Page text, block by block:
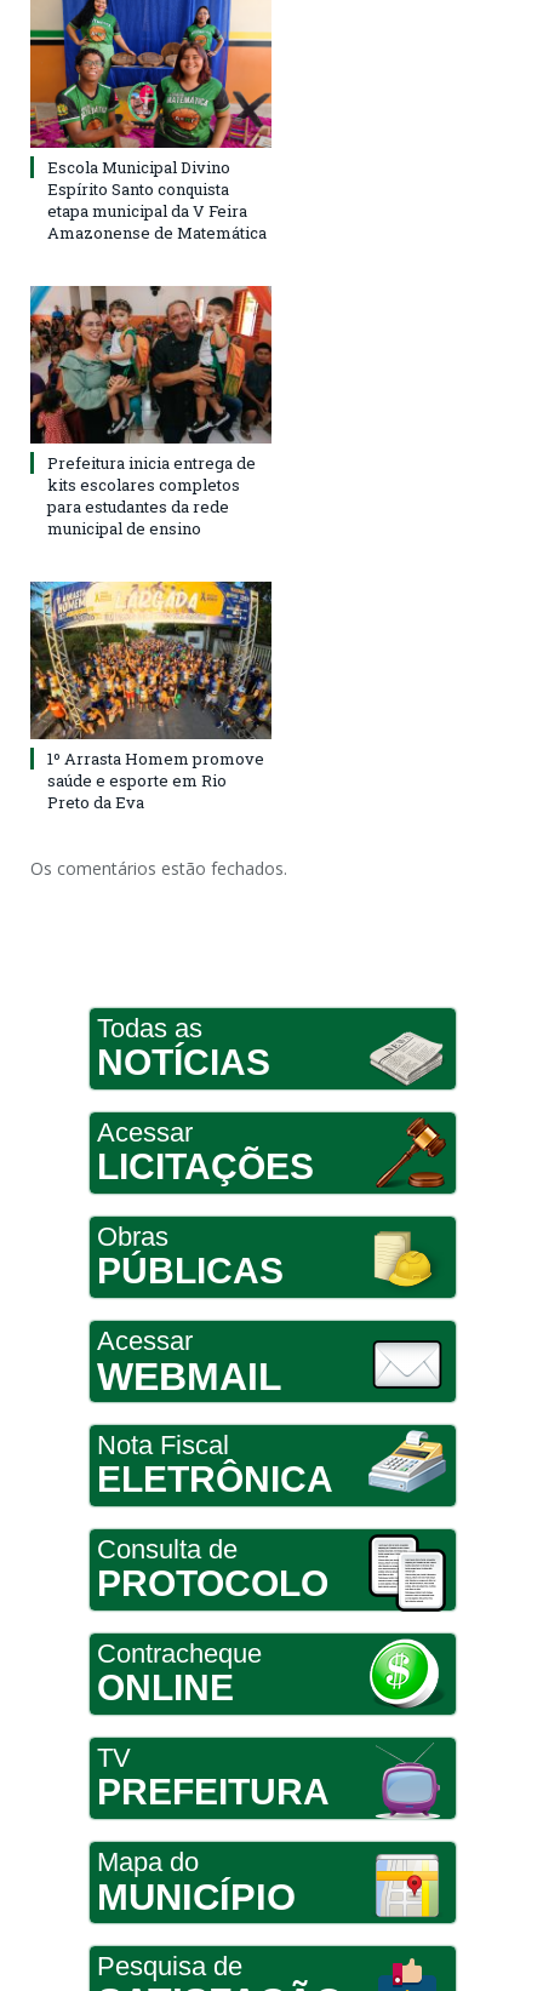
Escola Municipal Divino
Espírito Santo conquista
etapa municipal da V Feira
Amazonense de Matemática
Prefeitura inicia entrega de
kits escolares completos
para estudantes da rede
municipal de ensino
1º Arrasta Homem promove
saúde e esporte em Rio
Preto da Eva
Os comentários estão fechados.
Todas as
NOTÍCIAS
Acessar
LICITAÇÕES
Obras
PÚBLICAS
Acessar
WEBMAIL
Nota Fiscal
ELETRÔNICA
Consulta de
PROTOCOLO
Contracheque
ONLINE
TV
PREFEITURA
Mapa do
MUNICÍPIO
Pesquisa de